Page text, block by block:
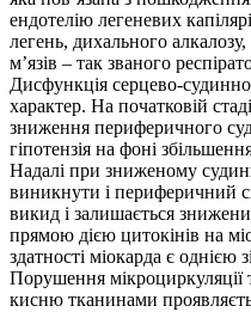
ендотелію легеневих
легень, дихального
м’язів – так званого
Дисфункція серцево-­
характер. На початковій
зниження периферичного
гіпотензія на фоні
Надалі при зниженому
виникнути і периферичний
викид і залишається
прямою дією цитокінів на
здатності міокарда є однією
Порушення мікроциркуляції
кисню тканинами